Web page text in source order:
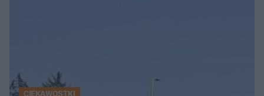
CIEKAWOSTKI